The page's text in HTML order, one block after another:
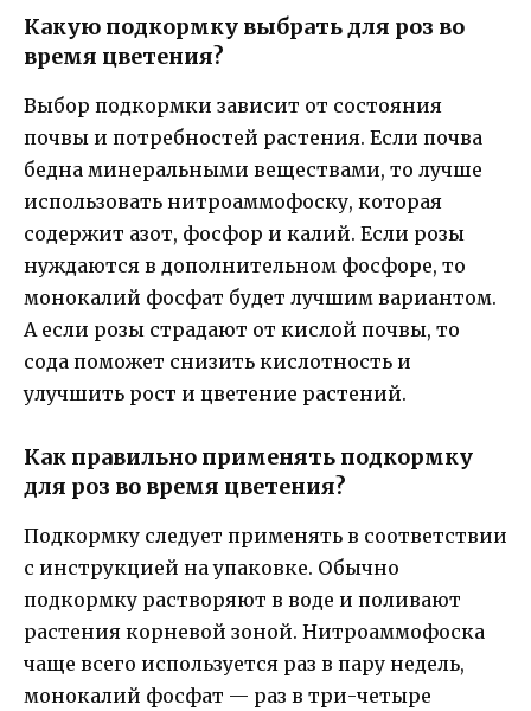
Какую подкормку выбрать для роз во
время цветения?
Выбор подкормки зависит от состояния
почвы и потребностей растения. Если почва
бедна минеральными веществами, то лучше
использовать нитроаммофоску, которая
содержит азот, фосфор и калий. Если розы
нуждаются в дополнительном фосфоре, то
монокалий фосфат будет лучшим вариантом.
А если розы страдают от кислой почвы, то
сода поможет снизить кислотность и
улучшить рост и цветение растений.
Как правильно применять подкормку
для роз во время цветения?
Подкормку следует применять в соответствии
с инструкцией на упаковке. Обычно
подкормку растворяют в воде и поливают
растения корневой зоной. Нитроаммофоска
чаще всего используется раз в пару недель,
монокалий фосфат — раз в три-четыре